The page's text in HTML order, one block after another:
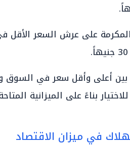
على عرش السعر الأقل
بناءً على الميزانية
في ميزان الاقتصاد